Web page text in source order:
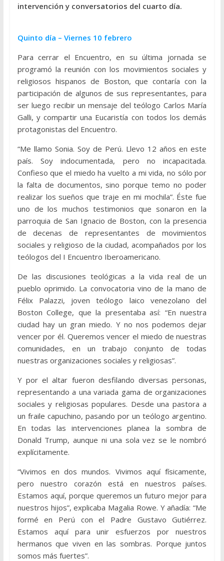
intervención y conversatorios del cuarto día.
Quinto día – Viernes 10 febrero
Para cerrar el Encuentro, en su última jornada se
programó la reunión con los movimientos sociales y
religiosos hispanos de Boston, que contaría con la
participación de algunos de sus representantes, para
ser luego recibir un mensaje del teólogo Carlos María
Galli, y compartir una Eucaristía con todos los demás
protagonistas del Encuentro.
“Me llamo Sonia. Soy de Perú. Llevo 12 años en este
país. Soy indocumentada, pero no incapacitada.
Confieso que el miedo ha vuelto a mi vida, no sólo por
la falta de documentos, sino porque temo no poder
realizar los sueños que traje en mi mochila”. Éste fue
uno de los muchos testimonios que sonaron en la
parroquia de San Ignacio de Boston, con la presencia
de decenas de representantes de movimientos
sociales y religioso de la ciudad, acompañados por los
teólogos del I Encuentro Iberoamericano.
De las discusiones teológicas a la vida real de un
pueblo oprimido. La convocatoria vino de la mano de
Félix Palazzi, joven teólogo laico venezolano del
Boston College, que la presentaba así: “En nuestra
ciudad hay un gran miedo. Y no nos podemos dejar
vencer por él. Queremos vencer el miedo de nuestras
comunidades, en un trabajo conjunto de todas
nuestras organizaciones sociales y religiosas”.
Y por el altar fueron desfilando diversas personas,
representando a una variada gama de organizaciones
sociales y religiosas populares. Desde una pastora a
un fraile capuchino, pasando por un teólogo argentino.
En todas las intervenciones planea la sombra de
Donald Trump, aunque ni una sola vez se le nombró
explícitamente.
“Vivimos en dos mundos. Vivimos aquí físicamente,
pero nuestro corazón está en nuestros países.
Estamos aquí, porque queremos un futuro mejor para
nuestros hijos”, explicaba Magalia Rowe. Y añadía: “Me
formé en Perú con el Padre Gustavo Gutiérrez.
Estamos aquí para unir esfuerzos por nuestros
hermanos que viven en las sombras. Porque juntos
somos más fuertes”.